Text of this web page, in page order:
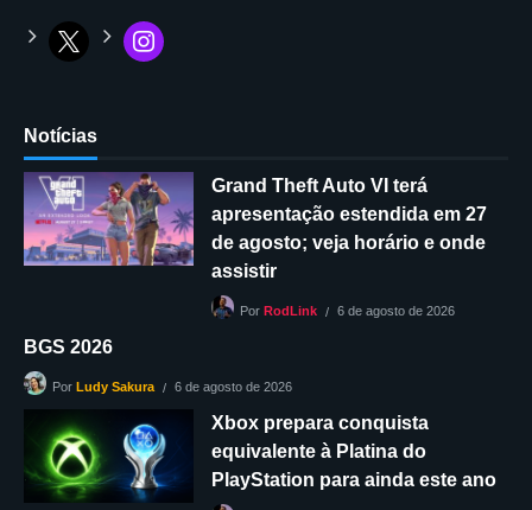
Notícias
Grand Theft Auto VI terá
apresentação estendida em 27
de agosto; veja horário e onde
assistir
Por RodLink 6 de agosto de 2026
BGS 2026
Por Ludy Sakura 6 de agosto de 2026
Xbox prepara conquista
equivalente à Platina do
PlayStation para ainda este ano